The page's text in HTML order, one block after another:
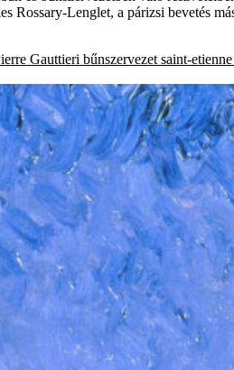
Rossary-Lenglet, a párizsi bevetés
Gauttieri bűnszervezet saint-etienne